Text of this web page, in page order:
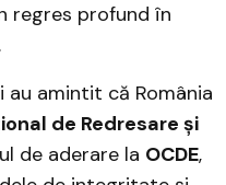
regres profund în
amintit că România
de Redresare și
de aderare la OCDE,